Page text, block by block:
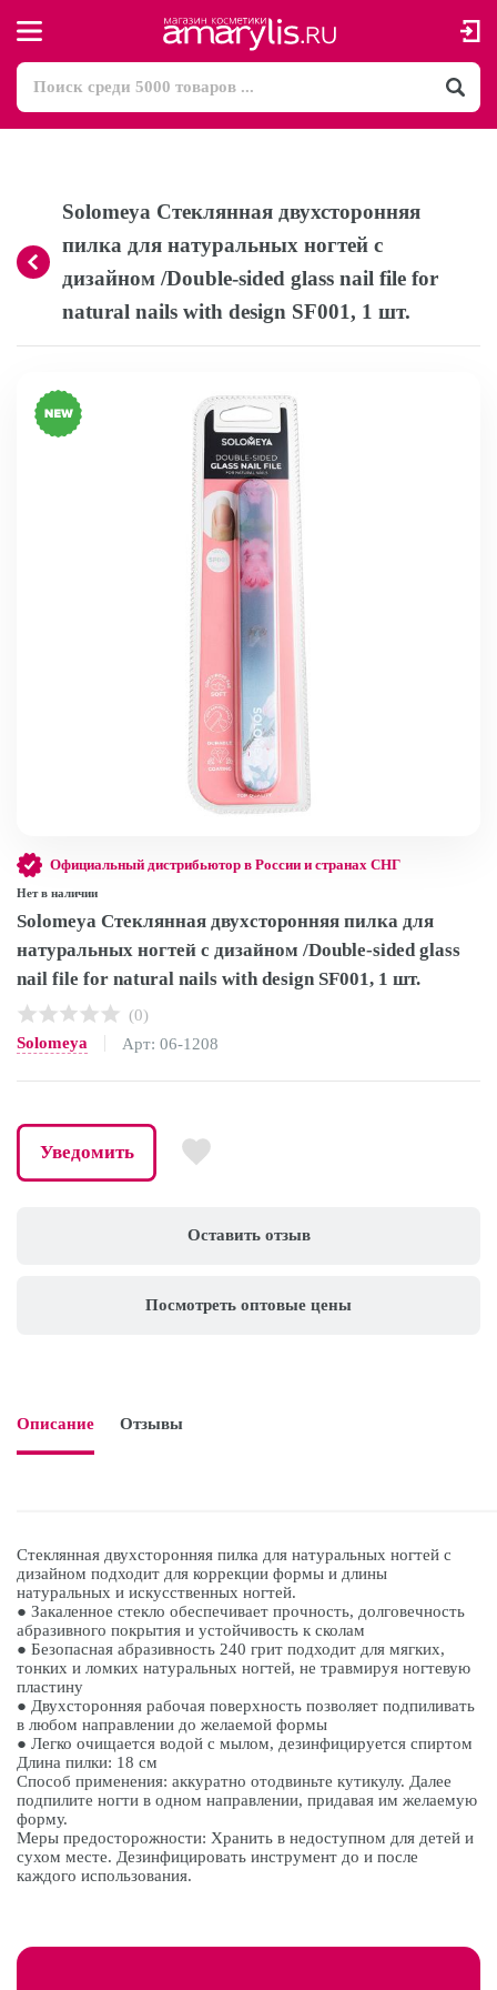
Solomeya Стеклянная двухсторонняя
пилка для натуральных ногтей с
дизайном /Double-sided glass nail file for
natural nails with design SF001, 1 шт.
Оставить отзыв
Посмотреть оптовые цены
Официальный дистрибьютор в России и странах СНГ
Нет в наличии
Solomeya Стеклянная двухсторонняя пилка для
натуральных ногтей с дизайном /Double-sided glass
nail file for natural nails with design SF001, 1 шт.
(0)
Solomeya
Арт: 06-1208
Уведомить
Описание Отзывы
Стеклянная двухсторонняя пилка для натуральных ногтей с
дизайном подходит для коррекции формы и длины
натуральных и искусственных ногтей.
● Закаленное стекло обеспечивает прочность, долговечность
абразивного покрытия и устойчивость к сколам
● Безопасная абразивность 240 грит подходит для мягких,
тонких и ломких натуральных ногтей, не травмируя ногтевую
пластину
● Двухсторонняя рабочая поверхность позволяет подпиливать
в любом направлении до желаемой формы
● Легко очищается водой с мылом, дезинфицируется спиртом
Длина пилки: 18 см
Способ применения: аккуратно отодвиньте кутикулу. Далее
подпилите ногти в одном направлении, придавая им желаемую
форму.
Меры предосторожности: Хранить в недоступном для детей и
сухом месте. Дезинфицировать инструмент до и после
каждого использования.